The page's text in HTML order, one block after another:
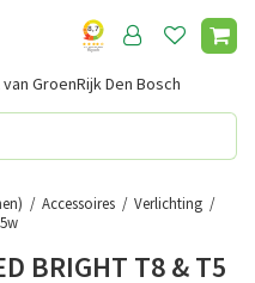
Accessoires
Verlichting
GroenRijk Den Bosch
BRIGHT T8 & T5